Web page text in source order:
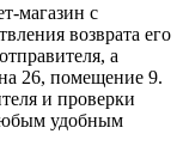
магазин с
возврата его
а
26, помещение 9.
и проверки
удобным